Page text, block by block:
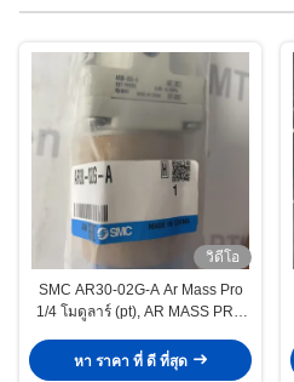
วิดีโอ
SMC AR30-02G-A Ar Mass Pro
1/4 โมดูลาร์ (pt), AR MASS PRO
ดัน
หา ราคา ที่ ดี ที่สุด